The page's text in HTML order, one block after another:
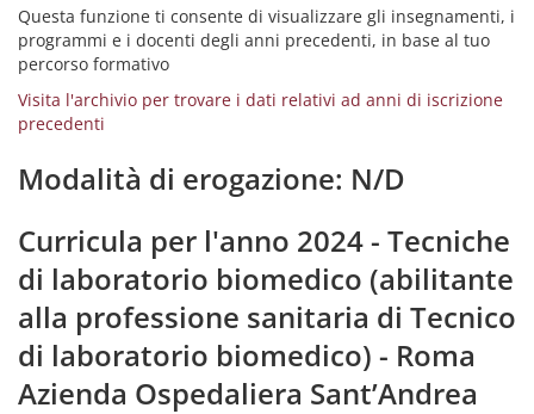
Questa funzione ti consente di visualizzare gli insegnamenti, i
programmi e i docenti degli anni precedenti, in base al tuo
percorso formativo
Visita l'archivio per trovare i dati relativi ad anni di iscrizione
precedenti
Modalità di erogazione: N/D
Curricula per l'anno 2024 - Tecniche
di laboratorio biomedico (abilitante
alla professione sanitaria di Tecnico
di laboratorio biomedico) - Roma
Azienda Ospedaliera Sant’Andrea